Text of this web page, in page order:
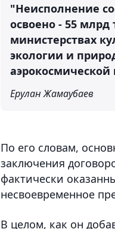
"Неисполнение
освоено - 55
министерствах
экологии и
Ерулан Жамаубаев
По его словам,
заключения
фактически
несвоевременное
В целом, как он